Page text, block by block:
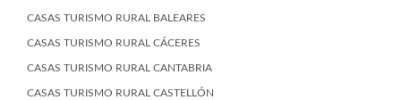
CASAS TURISMO RURAL BALEARES
CASAS TURISMO RURAL CÁCERES
CASAS TURISMO RURAL CANTABRIA
CASAS TURISMO RURAL CASTELLÓN